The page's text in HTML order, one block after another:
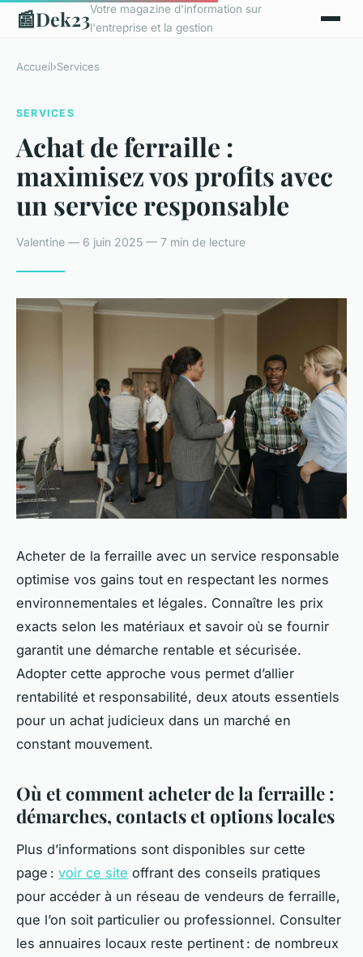
📰Dek23Votre magazine d'information sur
l'entreprise et la gestion
Accueil›Services
SERVICES
Achat de ferraille :
maximisez vos profits avec
un service responsable
Valentine — 6 juin 2025 — 7 min de lecture
Acheter de la ferraille avec un service responsable
optimise vos gains tout en respectant les normes
environnementales et légales. Connaître les prix
exacts selon les matériaux et savoir où se fournir
garantit une démarche rentable et sécurisée.
Adopter cette approche vous permet d’allier
rentabilité et responsabilité, deux atouts essentiels
pour un achat judicieux dans un marché en
constant mouvement.
Où et comment acheter de la ferraille :
démarches, contacts et options locales
Plus d’informations sont disponibles sur cette
page : voir ce site offrant des conseils pratiques
pour accéder à un réseau de vendeurs de ferraille,
que l’on soit particulier ou professionnel. Consulter
les annuaires locaux reste pertinent : de nombreux